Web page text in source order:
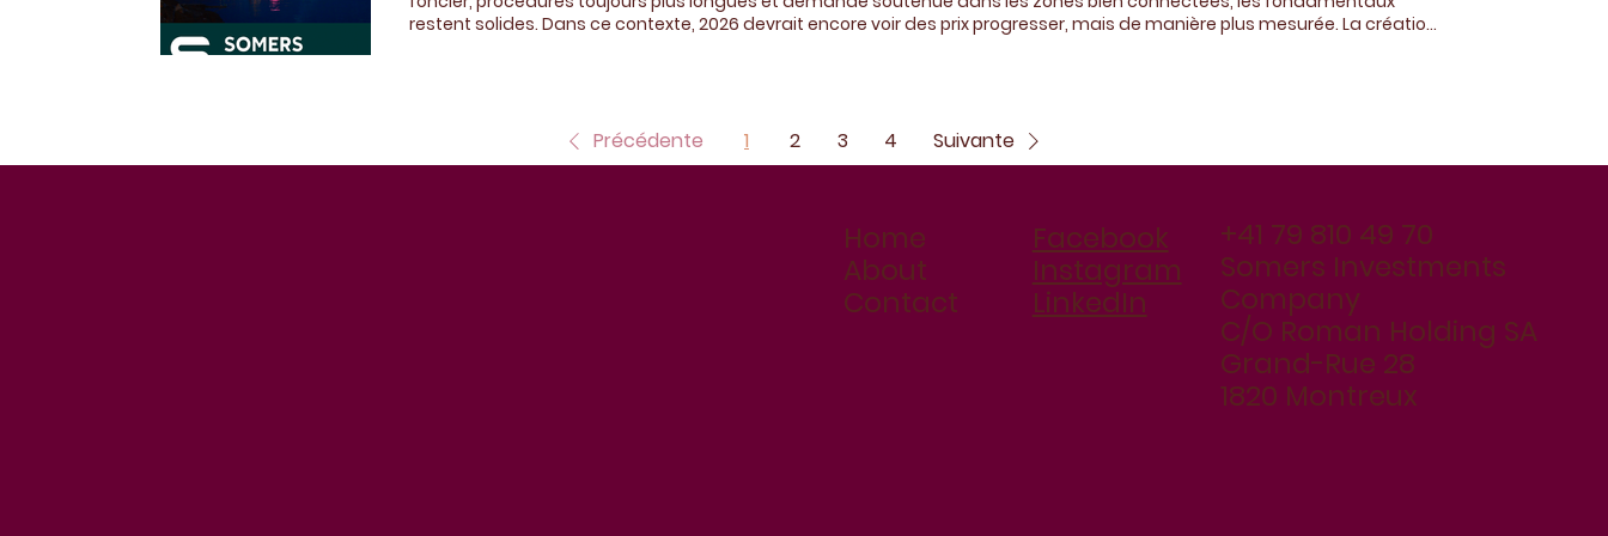
restent solides. Dans ce contexte, 2026 devrait encore voir des prix progresser, mais de manière plus mesurée. La création
Précédente 1 2 3 4 Suivante
Home
About
Contact
Facebook
Instagram
LinkedIn
+41 79 810 49 70
Somers Investments
Company
C/O Roman Holding SA
Grand-Rue 28
1820 Montreux